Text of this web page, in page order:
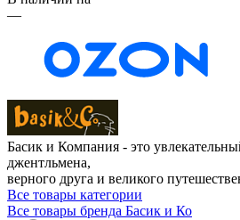
—
Басик и Компания - это
джентльмена,
верного друга и великого
Все товары категории
Все товары бренда Басик и Ко